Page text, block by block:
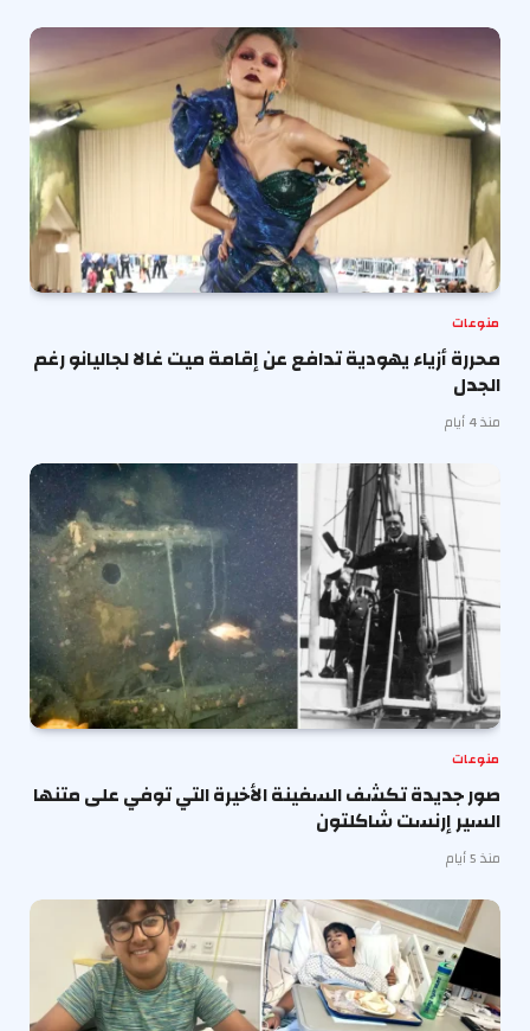
منوعات
محررة أزياء يهودية تدافع عن إقامة ميت غالا لجاليانو رغم
الجدل
منذ 4 أيام
منوعات
صور جديدة تكشف السفينة الأخيرة التي توفي على متنها
السير إرنست شاكلتون
منذ 5 أيام